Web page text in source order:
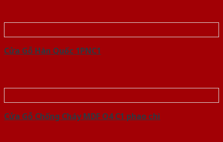
Cửa Gỗ Hàn Quốc 1PNC1
Cửa Gỗ Chống Cháy MDF O4 C1 phao chi